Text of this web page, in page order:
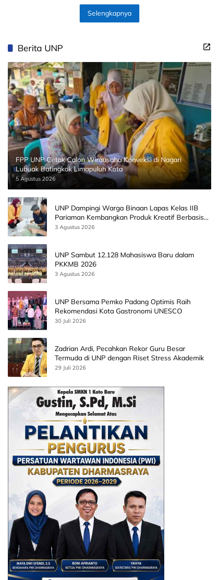
Selengkapnya
Berita UNP
FPP UNP Cetak Calon Wirausaha Konveksi di Nagari
Lubuak Batingkok Limapuluh Kota
5 Agustus 2026
UNP Dampingi Warga Binaan Lapas Kelas IIB
Pariaman Kembangkan Produk Kreatif Berbasis
AI
3 Agustus 2026
UNP Sambut 12.128 Mahasiswa Baru dalam
PKKMB 2026
3 Agustus 2026
UNP Bersama Pemko Padang Optimis Raih
Rekomendasi Kota Gastronomi UNESCO
30 Juli 2026
Zadrian Ardi, Pecahkan Rekor Guru Besar
Termuda di UNP dengan Riset Stress Akademik
29 Juli 2026